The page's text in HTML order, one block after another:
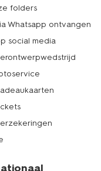
folders
Whatsapp ontvangen
social media